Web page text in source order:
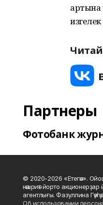
артына
Партнеры
Фотобанк
© 2020-2026 «Етегән».
нәшриәт йорто акционерҙар
агентлығы. Фазуллина
Об использовании